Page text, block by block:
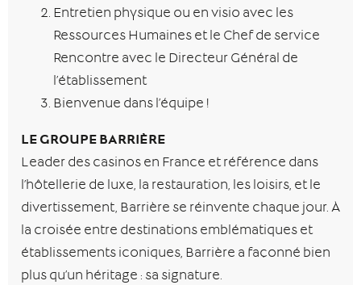
Entretien physique ou en visio avec les
Ressources Humaines et le Chef de service
Rencontre avec le Directeur Général de
l’établissement
Bienvenue dans l’équipe !
LE GROUPE BARRIÈRE
Leader des casinos en France et référence dans
l’hôtellerie de luxe, la restauration, les loisirs, et le
divertissement, Barrière se réinvente chaque jour. À
la croisée entre destinations emblématiques et
établissements iconiques, Barrière a façonné bien
plus qu’un héritage : sa signature.